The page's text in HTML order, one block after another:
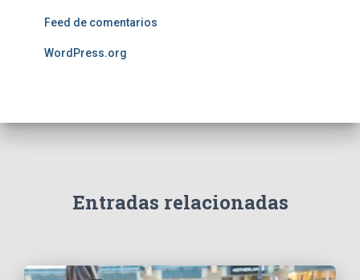
Feed de comentarios
WordPress.org
Entradas relacionadas